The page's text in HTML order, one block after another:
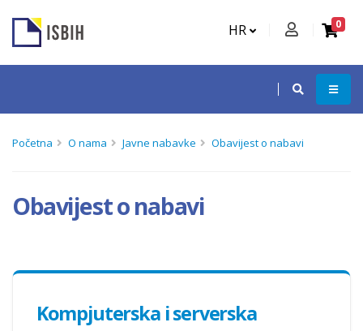
HR 0
Početna O nama Javne nabavke Obavijest o nabavi
Obavijest o nabavi
Kompjuterska i serverska